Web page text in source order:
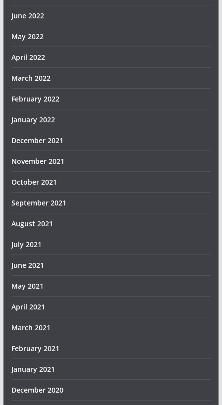
June 2022
May 2022
April 2022
March 2022
February 2022
January 2022
December 2021
November 2021
October 2021
September 2021
August 2021
July 2021
June 2021
May 2021
April 2021
March 2021
February 2021
January 2021
December 2020